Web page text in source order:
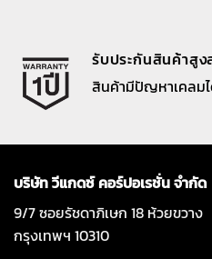
รับประกันสินค้าสูง
สินค้ามีปัญหาเคลม
บริษัท วีแกดซ์ คอร์ปอเรชั่น จำกัด
9/7 ซอยรัชดาภิเษก 18 ห้วยขวาง
กรุงเทพฯ 10310